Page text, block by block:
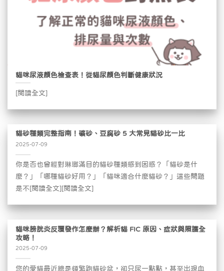
貓咪尿液顏色檢查表！從貓尿顏色判斷健康狀況
[閱讀全文]
貓砂種類完整指南！礦砂、豆腐砂 5 大常見貓砂比一比
2025-07-09
你是否也曾經對琳瑯滿目的貓砂種類感到困惑？「貓砂是什
麼？」「哪種貓砂好用？」「貓咪適合什麼貓砂？」這些問題
是不[閱讀全文][閱讀全文]
貓咪膀胱炎反覆發作怎麼辦？解析貓 FIC 原因、症狀與照護全
攻略！
2025-07-09
您的愛貓最近總是頻繁跑貓砂盆，卻只尿一點點，甚至出現血